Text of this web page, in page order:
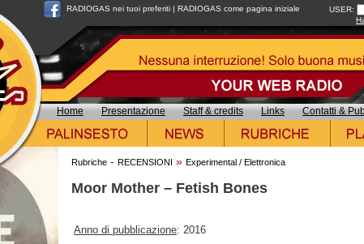
RADIOGAS nei tuoi preferiti | RADIOGAS come pagina iniziale USER:
Home Presentazione Staff & credits Links Contatti &
Rubriche - RECENSIONI » Experimental / Elettronica
Moor Mother – Fetish Bones
Anno di pubblicazione: 2016